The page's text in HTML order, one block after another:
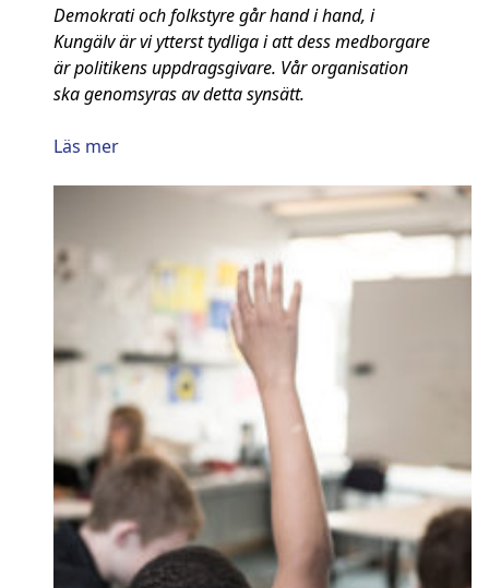
Demokrati och folkstyre går hand i hand, i
Kungälv är vi ytterst tydliga i att dess medborgare
är politikens uppdragsgivare. Vår organisation
ska genomsyras av detta synsätt.
Läs mer